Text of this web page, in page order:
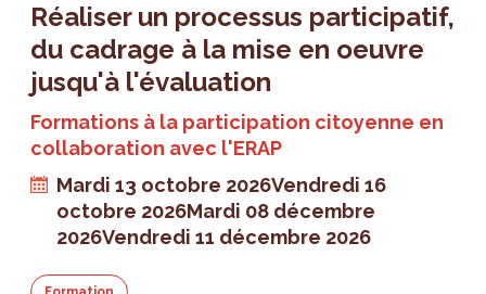
Réaliser un processus participatif,
du cadrage à la mise en oeuvre
jusqu'à l'évaluation
Formations à la participation citoyenne en
collaboration avec l'ERAP
Mardi 13 octobre 2026Vendredi 16
octobre 2026Mardi 08 décembre
2026Vendredi 11 décembre 2026